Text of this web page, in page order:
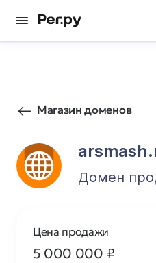
Магазин доменов
Домен
Цена продажи
5 000 000 ₽